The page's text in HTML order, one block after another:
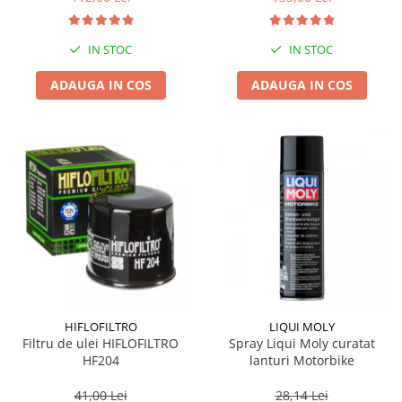
IN STOC
ADAUGA IN COS
IN STOC
ADAUGA IN COS
HIFLOFILTRO
Filtru de ulei HIFLOFILTRO
HF204
41,00 Lei
LIQUI MOLY
Spray Liqui Moly curatat
lanturi Motorbike
28,14 Lei